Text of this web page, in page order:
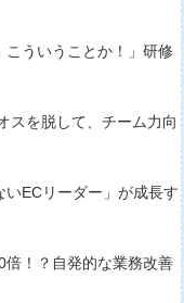
こういうことか！」研修
スを脱して、チーム力向
ECリーダー」が成長す
！？自発的な業務改善